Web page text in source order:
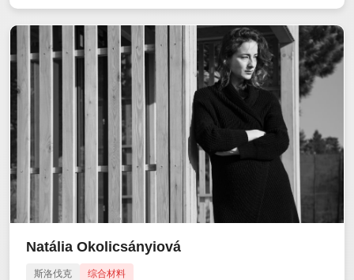
Natália Okolicsányiová
斯洛伐克 综合材料